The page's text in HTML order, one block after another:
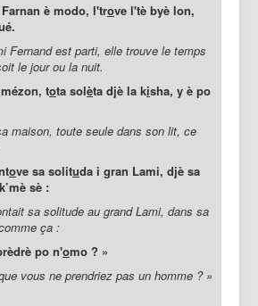
è modo, l'trove l'tè byè lon,
né avoué.
Fernand est parti, elle trouve le temps
le jour ou la nuit.
tota solèta djè la kisha, y è po
maison, toute seule dans son lit, ce
ove sa solituda i gran Lami, djè sa
sè :
sa solitude au grand Lami, dans sa
ça :
po n'omo ? »
vous ne prendriez pas un homme ? »